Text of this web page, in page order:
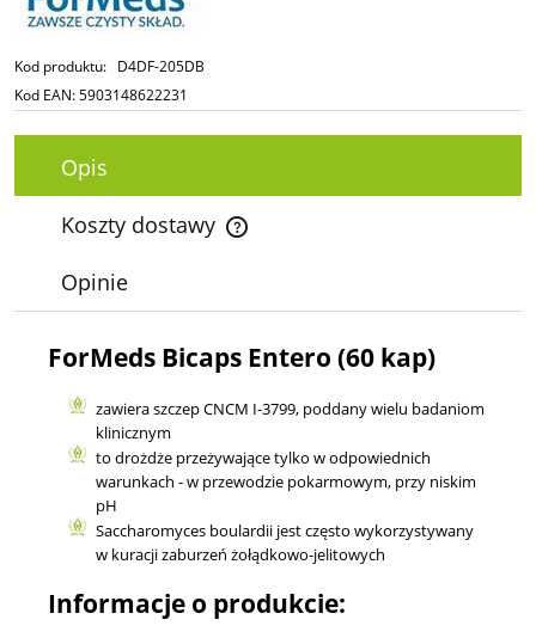
Kod produktu: D4DF-205DB
Kod EAN:5903148622231
Opis
Koszty dostawy
Cena nie zawiera ewentualnych kosztów płatności
Opinie
ForMeds Bicaps Entero (60 kap)
zawiera szczep CNCM I-3799, poddany wielu badaniom
klinicznym
to drożdże przeżywające tylko w odpowiednich
warunkach - w przewodzie pokarmowym, przy niskim
pH
Saccharomyces boulardii jest często wykorzystywany
w kuracji zaburzeń żołądkowo-jelitowych
Informacje o produkcie: